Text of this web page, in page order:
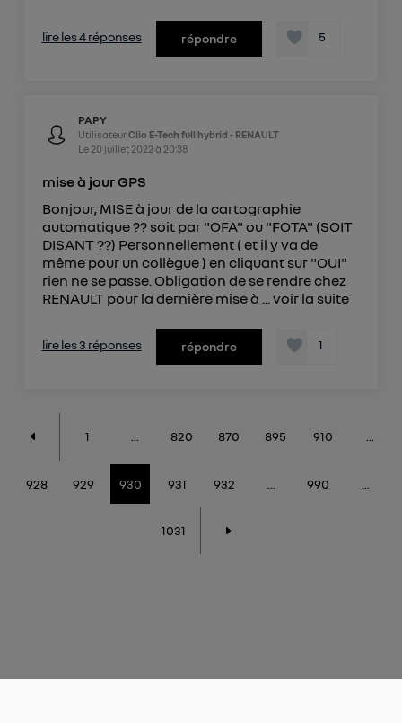
lire les 4 réponses répondre 5
PAPY
UtilisateurClio E-Tech full hybrid - RENAULT
Le 20 juillet 2022 à 20:38
mise à jour GPS
Bonjour, MISE à jour de la cartographie
automatique ?? soit par "OFA" ou "FOTA" (SOIT
DISANT ??) Personnellement ( et il y va de
même pour un collègue ) en cliquant sur "OUI"
rien ne se passe. Obligation de se rendre chez
RENAULT pour la dernière mise à ...voir la suite
lire les 3 réponses répondre 1
1 820 870 895 910
928 929 930 931 932 990
1031